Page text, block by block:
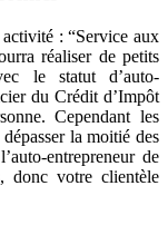
: “Service aux
réaliser de petits
le statut d’auto-
du Crédit d’Impôt
Cependant les
la moitié des
entrepreneur de
donc votre clientèle